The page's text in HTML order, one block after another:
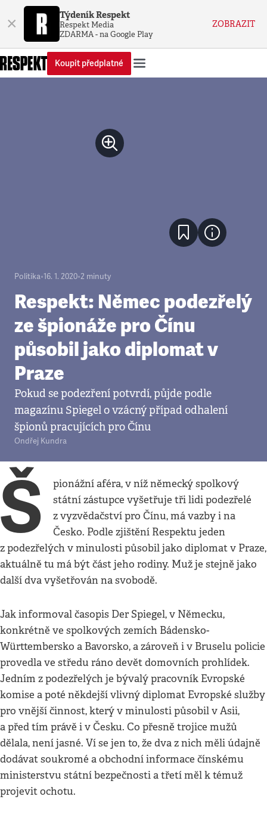
× Týdeník Respekt
Respekt Media
ZDARMA - na Google Play
ZOBRAZIT
Koupit předplatné
Politika•16. 1. 2020•2 minuty
Respekt: Němec podezřelý
ze špionáže pro Čínu
působil jako diplomat v
Praze
Pokud se podezření potvrdí, půjde podle
magazínu Spiegel o vzácný případ odhalení
špionů pracujících pro Čínu
Ondřej Kundra
Š
pionážní aféra, v níž německý spolkový
státní zástupce vyšetřuje tři lidi podezřelé
z vyzvědačství pro Čínu, má vazby i na
Česko. Podle zjištění Respektu jeden
z podezřelých v minulosti působil jako diplomat v Praze,
aktuálně tu má být část jeho rodiny. Muž je stejně jako
další dva vyšetřován na svobodě.
Jak informoval časopis Der Spiegel, v Německu,
konkrétně ve spolkových zemích Bádensko-
Württembersko a Bavorsko, a zároveň i v Bruselu policie
provedla ve středu ráno devět domovních prohlídek.
Jedním z podezřelých je bývalý pracovník Evropské
komise a poté někdejší vlivný diplomat Evropské služby
pro vnější činnost, který v minulosti působil v Asii,
a před tím právě i v Česku. Co přesně trojice mužů
dělala, není jasné. Ví se jen to, že dva z nich měli údajně
dodávat soukromé a obchodní informace čínskému
ministerstvu státní bezpečnosti a třetí měl k témuž
projevit ochotu.